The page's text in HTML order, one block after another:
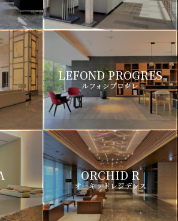
LEFOND PROGRES
ルフォンプログレ
ORCHID R
オーキッドレジデンス